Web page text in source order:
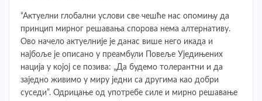
“Актуелни глобални услови све чешће нас опомињу да
принцип мирног решавања спорова нема алтернативу.
Ово начело актуелније је данас више него икада и
најбоље је описано у преамбули Повеље Уједињених
нација у којој се позива: „Да будемо толерантни и да
заједно живимо у миру једни са другима као добри
суседи”. Одрицање од употребе силе и мирно решавање